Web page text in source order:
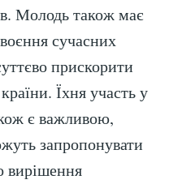
Молодь також має
сучасних
прискорити
Їхня участь у
є важливою,
запропонувати
вирішення